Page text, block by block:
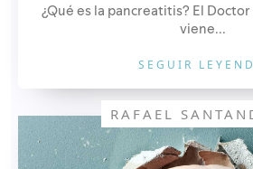
¿Qué es la pancreatitis? El
viene...
SEGUIR
RAFAEL